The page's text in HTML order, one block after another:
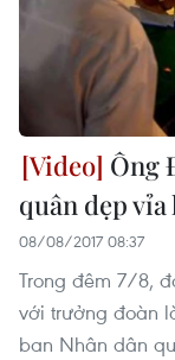
Ông
quân dẹp vỉa
08/08/2017 08:37
Trong đêm 7/8,
với trưởng đoàn
ban Nhân dân